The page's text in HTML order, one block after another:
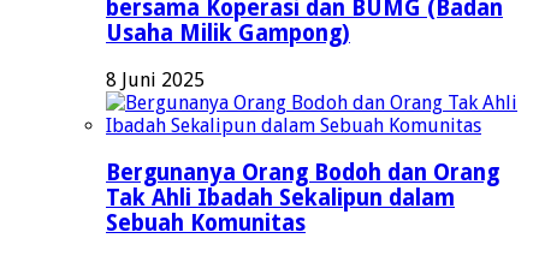
bersama Koperasi dan BUMG (Badan
Usaha Milik Gampong)
8 Juni 2025
Bergunanya Orang Bodoh dan Orang
Tak Ahli Ibadah Sekalipun dalam
Sebuah Komunitas